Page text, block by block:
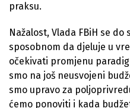
praksu.
Nažalost, Vlada FBiH se
sposobnom da djeluje u
očekivati promjenu
smo na još neusvojeni
smo upravo za
ćemo ponoviti i kada